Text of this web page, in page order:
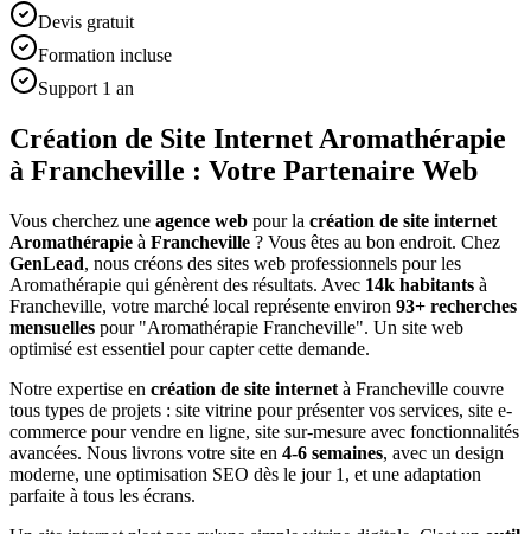
Devis gratuit
Formation incluse
Support 1 an
Création de Site Internet Aromathérapie
à Francheville : Votre Partenaire Web
Vous cherchez une agence web pour la création de site internet
Aromathérapie à Francheville ? Vous êtes au bon endroit. Chez
GenLead, nous créons des sites web professionnels pour les
Aromathérapie qui génèrent des résultats. Avec 14k habitants à
Francheville, votre marché local représente environ 93+ recherches
mensuelles pour "Aromathérapie Francheville". Un site web
optimisé est essentiel pour capter cette demande.
Notre expertise en création de site internet à Francheville couvre
tous types de projets : site vitrine pour présenter vos services, site e-
commerce pour vendre en ligne, site sur-mesure avec fonctionnalités
avancées. Nous livrons votre site en 4-6 semaines, avec un design
moderne, une optimisation SEO dès le jour 1, et une adaptation
parfaite à tous les écrans.